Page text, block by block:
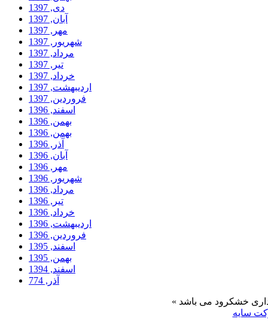
دی, 1397
آبان, 1397
مهر, 1397
شهریور, 1397
مرداد, 1397
تیر, 1397
خرداد, 1397
ارديبهشت, 1397
فروردين, 1397
اسفند, 1396
بهمن, 1396
بهمن, 1396
آذر, 1396
آبان, 1396
مهر, 1396
شهریور, 1396
مرداد, 1396
تیر, 1396
خرداد, 1396
ارديبهشت, 1396
فروردين, 1396
اسفند, 1395
بهمن, 1395
اسفند, 1394
آذر, 774
سایه